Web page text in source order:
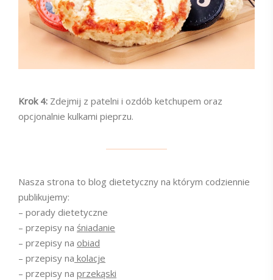
Krok 4: Zdejmij z patelni i ozdób ketchupem oraz
opcjonalnie kulkami pieprzu.
Nasza strona to blog dietetyczny na którym codziennie
publikujemy:
– porady dietetyczne
– przepisy na śniadanie
– przepisy na obiad
– przepisy na kolacje
– przepisy na przekąski